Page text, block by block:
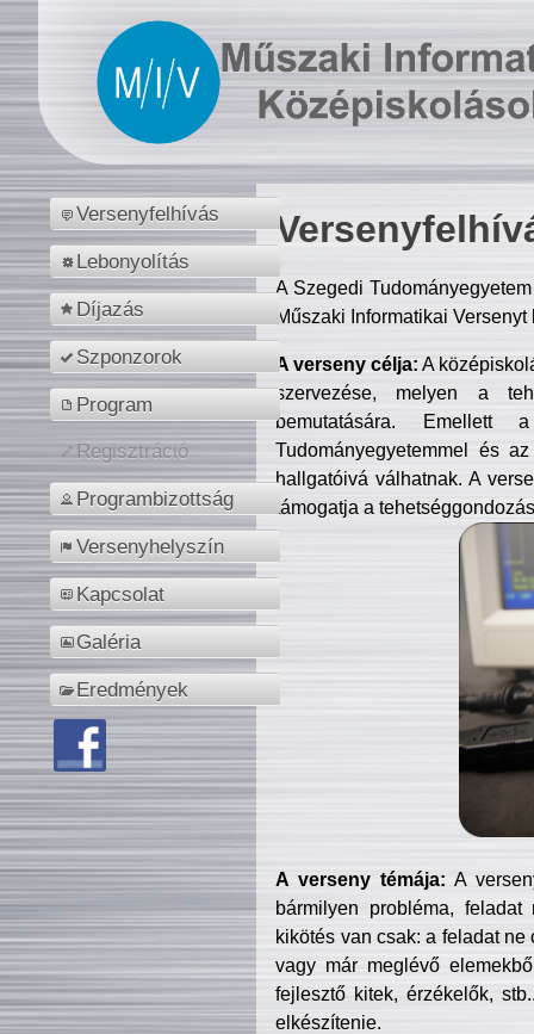
Versenyfelhívás
Lebonyolítás
Díjazás
Szponzorok
Program
Regisztráció
Programbizottság
Versenyhelyszín
Kapcsolat
Galéria
Eredmények
A Szegedi
Műszaki Informatikai
A verseny célja: A
szervezése, melyen a
bemutatására. Emellett
Tudományegyetemmel és
hallgatóivá válhatnak. A
támogatja a
A verseny témája: A
bármilyen probléma, feladat
kikötés van csak: a feladat
vagy már meglévő
fejlesztő kitek, érzékelők,
elkészítenie.